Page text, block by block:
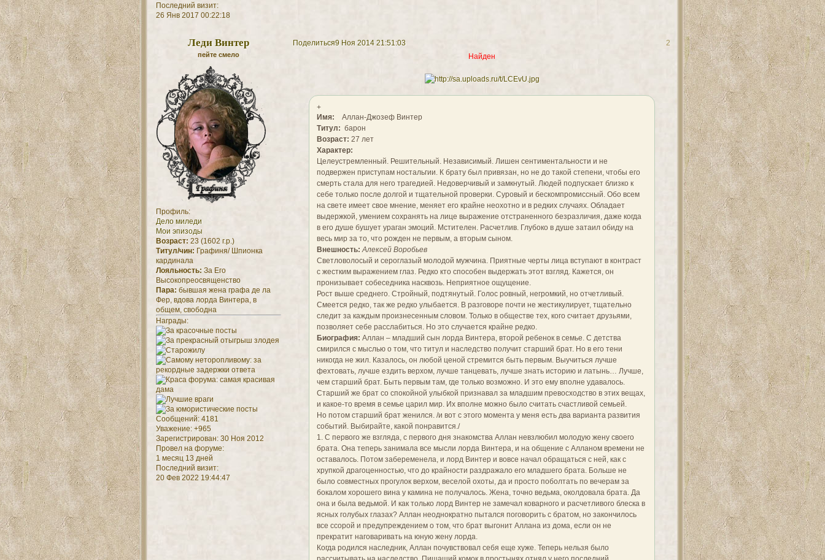
Последний визит:
26 Янв 2017 00:22:18
Поделиться 2
9 Ноя 2014 21:51:03
Леди Винтер
пейте смело
Профиль:
Дело миледи
Мои эпизоды
Возраст: 23 (1602 г.р.)
Титул/чин: Графиня/ Шпионка
кардинала
Лояльность: За Его
Высокопреосвященство
Пара: бывшая жена графа де ла
Фер, вдова лорда Винтера, в
общем, свободна
Награды:
Сообщений:4181
Уважение: +965
Зарегистрирован: 30 Ноя 2012
Провел на форуме:
1 месяц 13 дней
Последний визит:
20 Фев 2022 19:44:47
Найден
+
Имя: Аллан-Джозеф Винтер
Титул: барон
Возраст: 27 лет
Характер:
Целеустремленный. Решительный. Независимый. Лишен сентиментальности и не
подвержен приступам ностальгии. К брату был привязан, но не до такой степени, чтобы его
смерть стала для него трагедией. Недоверчивый и замкнутый. Людей подпускает близко к
себе только после долгой и тщательной проверки. Суровый и бескомпромиссный. Обо всем
на свете имеет свое мнение, меняет его крайне неохотно и в редких случаях. Обладает
выдержкой, умением сохранять на лице выражение отстраненного безразличия, даже когда
в его душе бушует ураган эмоций. Мстителен. Расчетлив. Глубоко в душе затаил обиду на
весь мир за то, что рожден не первым, а вторым сыном.
Внешность: Алексей Воробьев
Светловолосый и сероглазый молодой мужчина. Приятные черты лица вступают в контраст
с жестким выражением глаз. Редко кто способен выдержать этот взгляд. Кажется, он
пронизывает собеседника насквозь. Неприятное ощущение.
Рост выше среднего. Стройный, подтянутый. Голос ровный, негромкий, но отчетливый.
Смеется редко, так же редко улыбается. В разговоре почти не жестикулирует, тщательно
следит за каждым произнесенным словом. Только в обществе тех, кого считает друзьями,
позволяет себе расслабиться. Но это случается крайне редко.
Биография: Аллан – младший сын лорда Винтера, второй ребенок в семье. С детства
смирился с мыслью о том, что титул и наследство получит старший брат. Но в его тени
никогда не жил. Казалось, он любой ценой стремится быть первым. Выучиться лучше
фехтовать, лучше ездить верхом, лучше танцевать, лучше знать историю и латынь… Лучше,
чем старший брат. Быть первым там, где только возможно. И это ему вполне удавалось.
Старший же брат со спокойной улыбкой признавал за младшим превосходство в этих вещах,
и какое-то время в семье царил мир. Их вполне можно было считать счастливой семьей.
Но потом старший брат женился. /и вот с этого момента у меня есть два варианта развития
событий. Выбирайте, какой понравится./
1. С первого же взгляда, с первого дня знакомства Аллан невзлюбил молодую жену своего
брата. Она теперь занимала все мысли лорда Винтера, и на общение с Алланом времени не
оставалось. Потом забеременела, и лорд Винтер и вовсе начал обращаться с ней, как с
хрупкой драгоценностью, что до крайности раздражало его младшего брата. Больше не
было совместных прогулок верхом, веселой охоты, да и просто поболтать по вечерам за
бокалом хорошего вина у камина не получалось. Жена, точно ведьма, околдовала брата. Да
она и была ведьмой. И как только лорд Винтер не замечал коварного и расчетливого блеска в
ясных голубых глазах? Аллан неоднократно пытался поговорить с братом, но закончилось
все ссорой и предупреждением о том, что брат выгонит Аллана из дома, если он не
прекратит наговаривать на юную жену лорда.
Когда родился наследник, Аллан почувствовал себя еще хуже. Теперь нельзя было